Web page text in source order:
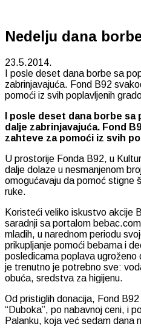
Nedelju dana
23.5.2014.
I posle deset dana borbe sa
zabrinjavajuća. Fond B92
pomoći iz svih poplavljenih
I posle deset dana borbe
dalje zabrinjavajuća. Fond
zahteve za pomoći iz svih
U prostorije Fonda B92, u
dalje dolaze u nesmanjenom
omogućavaju da pomoć stigne
ruke.
Koristeći veliko iskustvo akcije
saradnji sa portalom
mladih, u narednom periodu
prikupljanje pomoći bebama i
posledicama poplava
je trenutno je potrebno sve:
obuća, sredstva za higijenu.
Od pristiglih donacija, Fond
“Duboka”, po nabavnoj ceni, i
Palanku, koja već sedam dana